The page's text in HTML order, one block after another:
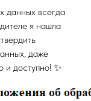
данных всегда
я нашла
даже
и доступно! ✨